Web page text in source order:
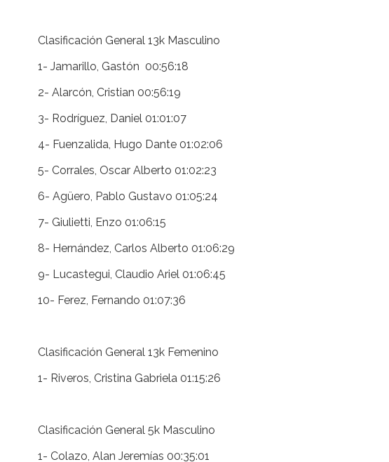
Clasificación General 13k Masculino
1- Jamarillo, Gastón 00:56:18
2- Alarcón, Cristian 00:56:19
3- Rodríguez, Daniel 01:01:07
4- Fuenzalida, Hugo Dante 01:02:06
5- Corrales, Oscar Alberto 01:02:23
6- Agüero, Pablo Gustavo 01:05:24
7- Giulietti, Enzo 01:06:15
8- Hernández, Carlos Alberto 01:06:29
9- Lucastegui, Claudio Ariel 01:06:45
10- Ferez, Fernando 01:07:36
Clasificación General 13k Femenino
1- Riveros, Cristina Gabriela 01:15:26
Clasificación General 5k Masculino
1- Colazo, Alan Jeremías 00:35:01